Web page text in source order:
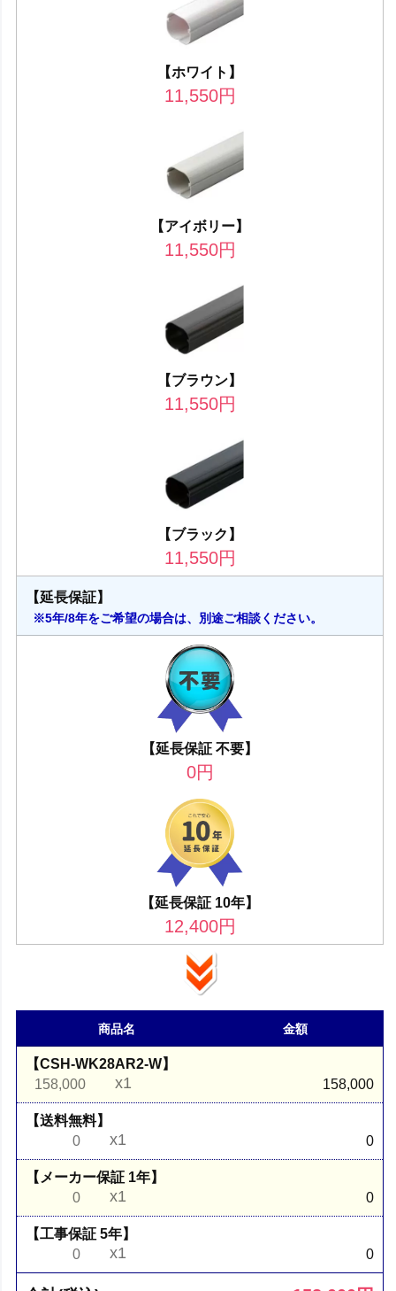
【ホワイト】
11,550円
【アイボリー】
11,550円
【ブラウン】
11,550円
【ブラック】
11,550円
【延長保証】
※5年/8年をご希望の場合は、別途ご相談ください。
【延長保証 不要】
0円
【延長保証 10年】
12,400円
商品名 金額
【CSH-WK28AR2-W】
158,000
x1 158,000
【送料無料】
0
x1 0
【メーカー保証 1年】
0
x1 0
【工事保証 5年】
0
x1 0